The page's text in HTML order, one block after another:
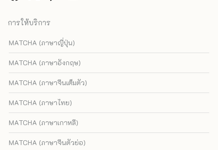
การให้บริการ
MATCHA (ภาษาญี่ปุ่น)
MATCHA (ภาษาอังกฤษ)
MATCHA (ภาษาจีนเต็มตัว)
MATCHA (ภาษาไทย)
MATCHA (ภาษาเกาหลี)
MATCHA (ภาษาจีนตัวย่อ)